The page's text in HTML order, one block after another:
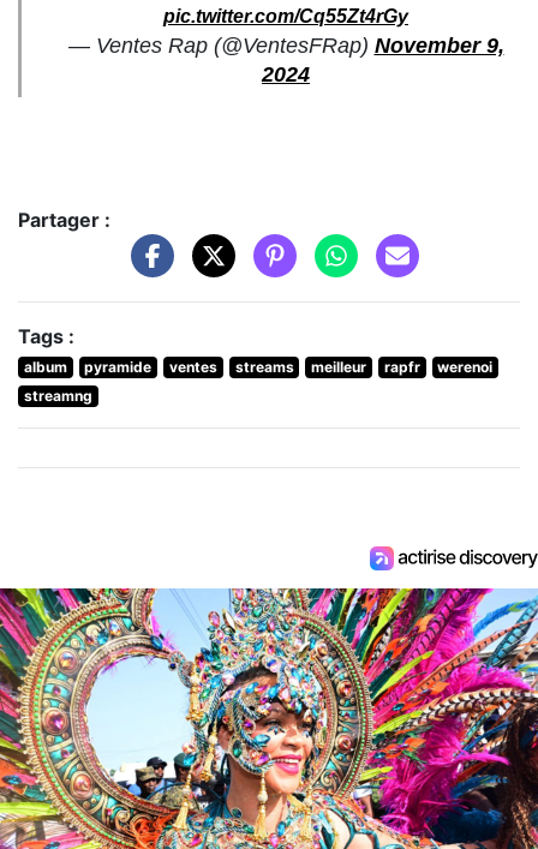
pic.twitter.com/Cq55Zt4rGy
— Ventes Rap (@VentesFRap) November 9,
2024
Partager :
Tags :
album pyramide ventes streams meilleur rapfr
werenoi
streamng